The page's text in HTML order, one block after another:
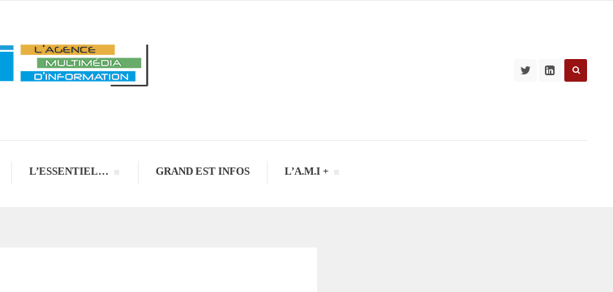
L’ESSENTIEL… GRAND EST INFOS L’A.M.I +